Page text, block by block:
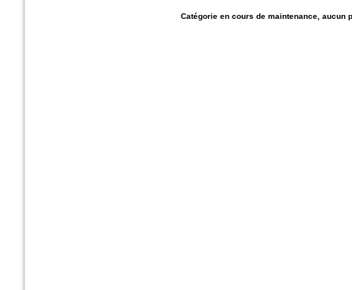
Catégorie en cours de maintenance, aucun